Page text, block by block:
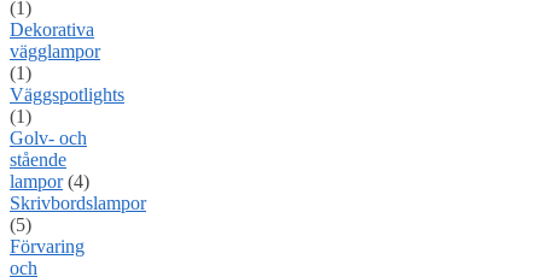
(1)
Dekorativa
vägglampor
(1)
Väggspotlights
(1)
Golv- och
stående
lampor (4)
Skrivbordslampor
(5)
Förvaring
och